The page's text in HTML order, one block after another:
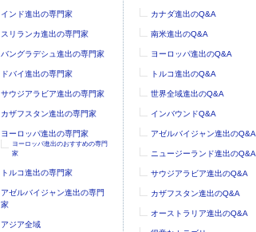
インド進出の専門家
スリランカ進出の専門家
バングラデシュ進出の専門家
ドバイ進出の専門家
サウジアラビア進出の専門家
カザフスタン進出の専門家
ヨーロッパ進出の専門家
ヨーロッパ進出のおすすめの専門
家
トルコ進出の専門家
アゼルバイジャン進出の専門
家
アジア全域
カナダ進出のQ&A
南米進出のQ&A
ヨーロッパ進出のQ&A
トルコ進出のQ&A
世界全域進出のQ&A
インバウンドQ&A
アゼルバイジャン進出のQ&A
ニュージーランド進出のQ&A
サウジアラビア進出のQ&A
カザフスタン進出のQ&A
オーストラリア進出のQ&A